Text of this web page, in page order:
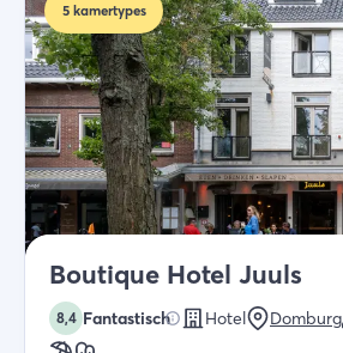
5 kamertypes
Boutique Hotel Juuls
8,4 Fantastisch Hotel Domburg